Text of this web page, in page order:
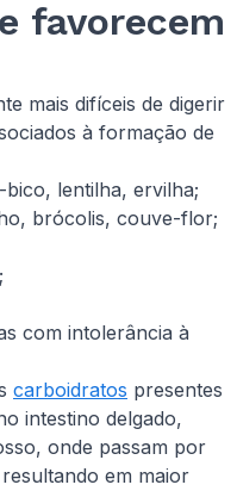
favorecem
mais difíceis de digerir
à formação de
lentilha, ervilha;
brócolis, couve-flor;
com intolerância à
carboidratos presentes
intestino delgado,
onde passam por
em maior